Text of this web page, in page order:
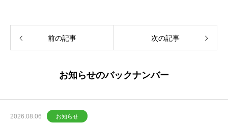
前の記事 次の記事
お知らせのバックナンバー
2026.08.06 お知らせ